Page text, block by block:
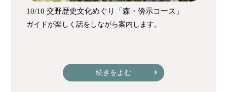
10/10 交野歴史文化めぐり「森・傍示コース」
ガイドが楽しく話をしながら案内します。
続きをよむ